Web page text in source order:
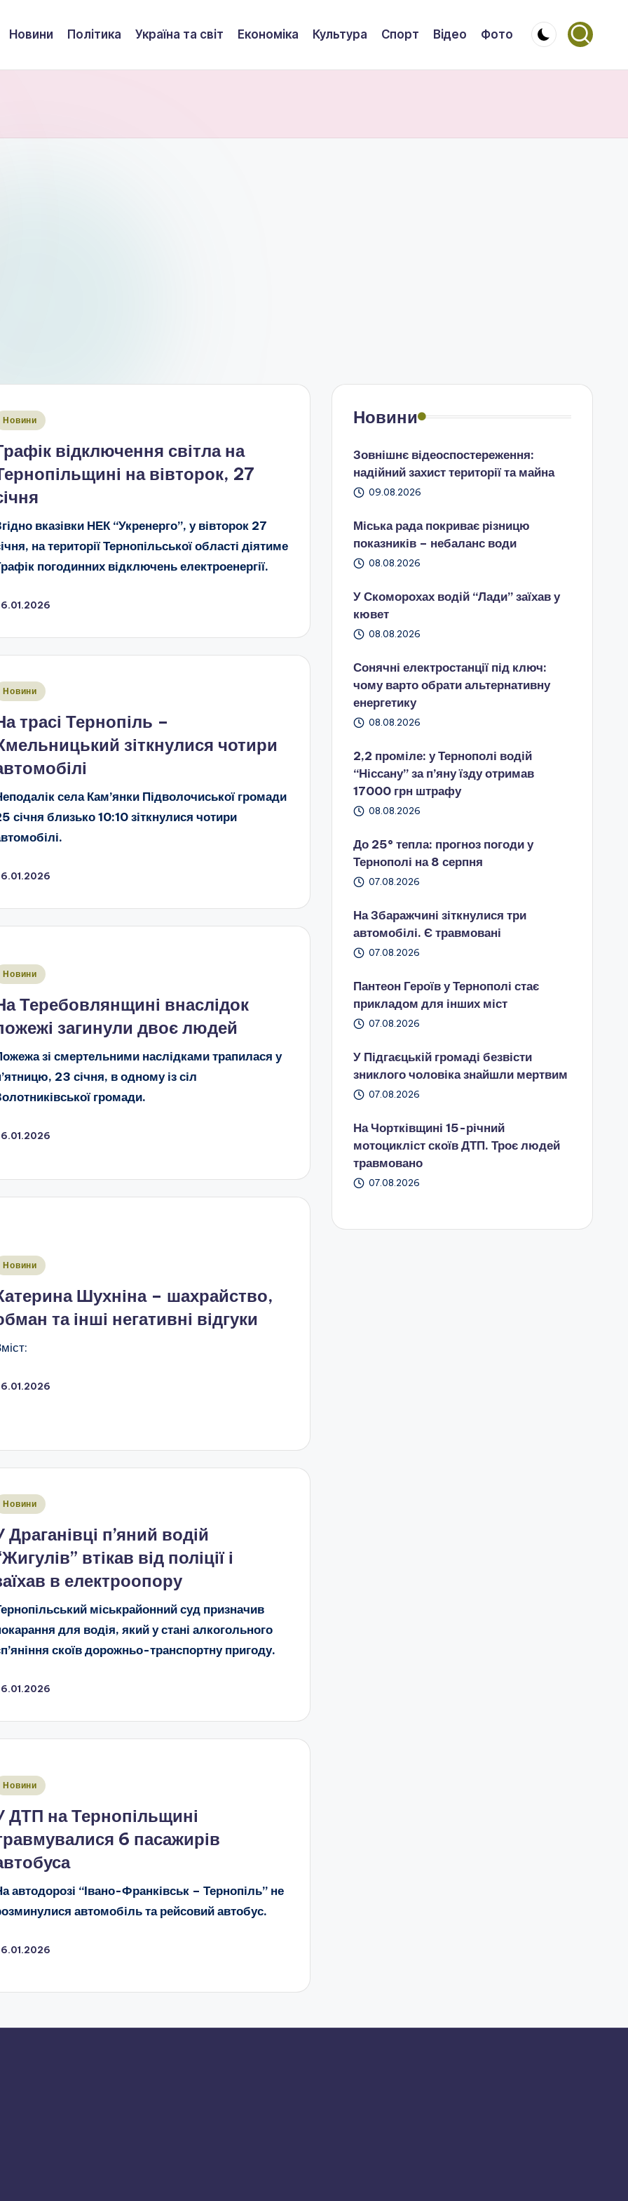
Новини Політика Україна та світ Економіка Культура Спорт Відео Фото
Новини
відключення світла на
на вівторок, 27
вказівки НЕК “Укренерго”, у вівторок 27
на території Тернопільської області діятиме
погодинних відключень електроенергії.
Новини
трасі Тернопіль –
зіткнулися чотири
села Кам’янки Підволочиської громади
січня близько 10:10 зіткнулися чотири
Новини
Теребовлянщині внаслідок
загинули двоє людей
зі смертельними наслідками трапилася у
23 січня, в одному із сіл
громади.
Новини
Шухніна – шахрайство,
та інші негативні відгуки
Новини
Драганівці п’яний водій
втікав від поліції і
в електроопору
міськрайонний суд призначив
для водія, який у стані алкогольного
скоїв дорожньо-транспортну пригоду.
Новини
ДТП на Тернопільщині
6 пасажирів
автодорозі “Івано-Франківськ – Тернопіль” не
автомобіль та рейсовий автобус.
Новини
Зовнішнє відеоспостереження:
надійний захист території та майна
09.08.2026
Міська рада покриває різницю
показників – небаланс води
08.08.2026
У Скоморохах водій “Лади” заїхав у
кювет
08.08.2026
Сонячні електростанції під ключ:
чому варто обрати альтернативну
енергетику
08.08.2026
2,2 проміле: у Тернополі водій
“Ніссану” за п’яну їзду отримав
17000 грн штрафу
08.08.2026
До 25° тепла: прогноз погоди у
Тернополі на 8 серпня
07.08.2026
На Збаражчині зіткнулися три
автомобілі. Є травмовані
07.08.2026
Пантеон Героїв у Тернополі стає
прикладом для інших міст
07.08.2026
У Підгаєцькій громаді безвісти
зниклого чоловіка знайшли мертвим
07.08.2026
На Чортківщині 15-річний
мотоцикліст скоїв ДТП. Троє людей
травмовано
07.08.2026